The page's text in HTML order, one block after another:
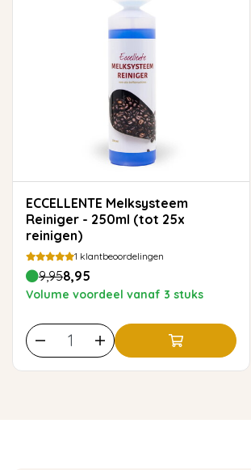
ECCELLENTE Melksysteem
Reiniger - 250ml (tot 25x
reinigen)
1 klantbeoordelingen
9,958,95
Volume voordeel vanaf 3 stuks